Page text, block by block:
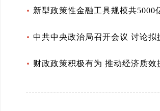
新型政策性金融工具规模共5000
中共中央政治局召开会议 讨论
财政政策积极有为 推动经济质效